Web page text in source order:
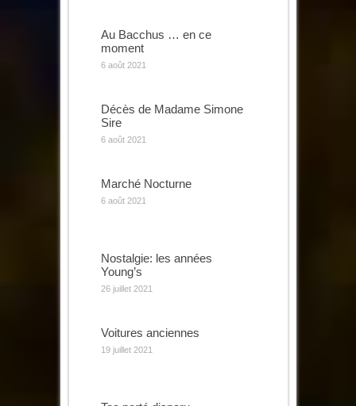
Au Bacchus … en ce
moment
6 août 2021
Décès de Madame Simone
Sire
6 août 2021
Marché Nocturne
6 août 2021
Nostalgie: les années
Young’s
26 juillet 2021
Voitures anciennes
19 juillet 2021